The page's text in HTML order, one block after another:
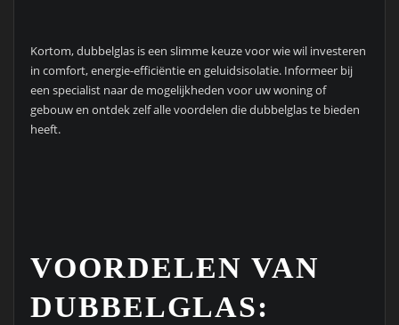
Kortom, dubbelglas is een slimme keuze voor wie wil investeren
in comfort, energie-efficiëntie en geluidsisolatie. Informeer bij
een specialist naar de mogelijkheden voor uw woning of
gebouw en ontdek zelf alle voordelen die dubbelglas te bieden
heeft.
VOORDELEN VAN
DUBBELGLAS: